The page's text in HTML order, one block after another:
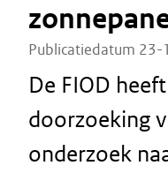
Publicatiedatum
De FIOD
doorzoeking
onderzoek